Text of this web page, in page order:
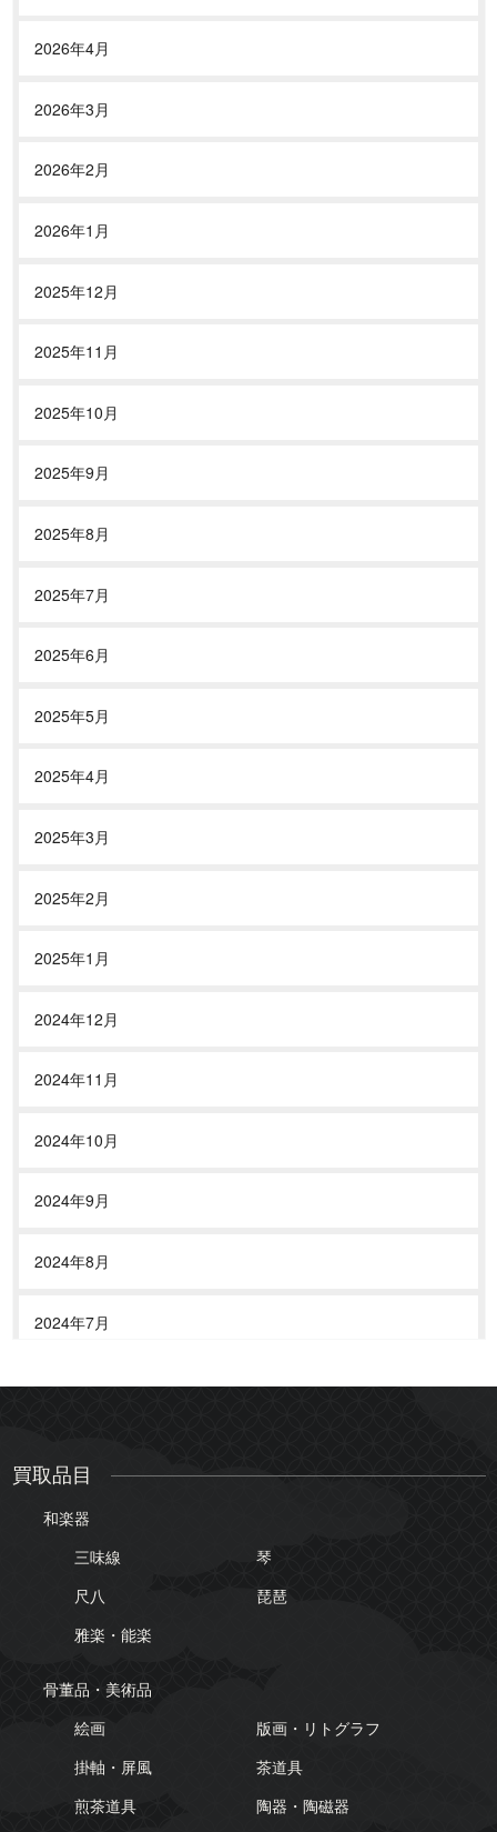
2026年4月
2026年3月
2026年2月
2026年1月
2025年12月
2025年11月
2025年10月
2025年9月
2025年8月
2025年7月
2025年6月
2025年5月
2025年4月
2025年3月
2025年2月
2025年1月
2024年12月
2024年11月
2024年10月
2024年9月
2024年8月
2024年7月
2024年6月
2024年3月
2024年2月
買取品目
和楽器
三味線
琴
尺八
琵琶
雅楽・能楽
骨董品・美術品
絵画
版画・リトグラフ
掛軸・屏風
茶道具
煎茶道具
陶器・陶磁器